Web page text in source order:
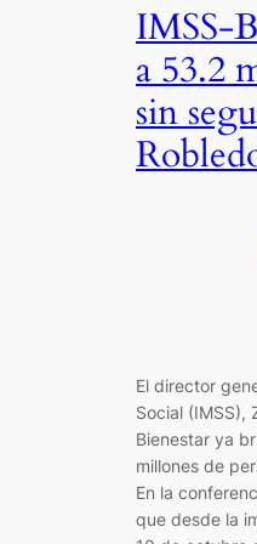
IMSS-
a 53.2
sin
El director
Social (IMSS),
Bienestar ya
millones de
En la
que desde la